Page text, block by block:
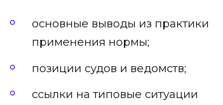
основные выводы из практики
применения нормы;
позиции судов и ведомств;
ссылки на типовые ситуации